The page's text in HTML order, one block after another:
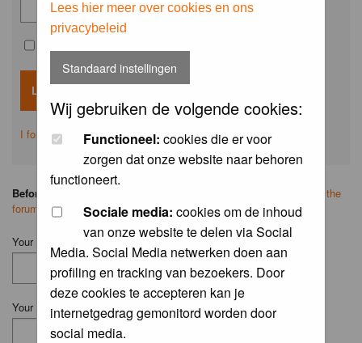
Lees hier meer over cookies en ons
privacybeleid
Standaard instellingen
Wij gebruiken de volgende cookies:
Functioneel: cookies die er voor
zorgen dat onze website naar behoren
functioneert.
Sociale media: cookies om de inhoud
van onze website te delen via Social
Media. Social Media netwerken doen aan
profiling en tracking van bezoekers. Door
deze cookies te accepteren kan je
internetgedrag gemonitord worden door
social media.
I forgot my password
Before you ask your question:
search on the
forum
first.
Your Name (Fill in your username if you have one):
Your Email: